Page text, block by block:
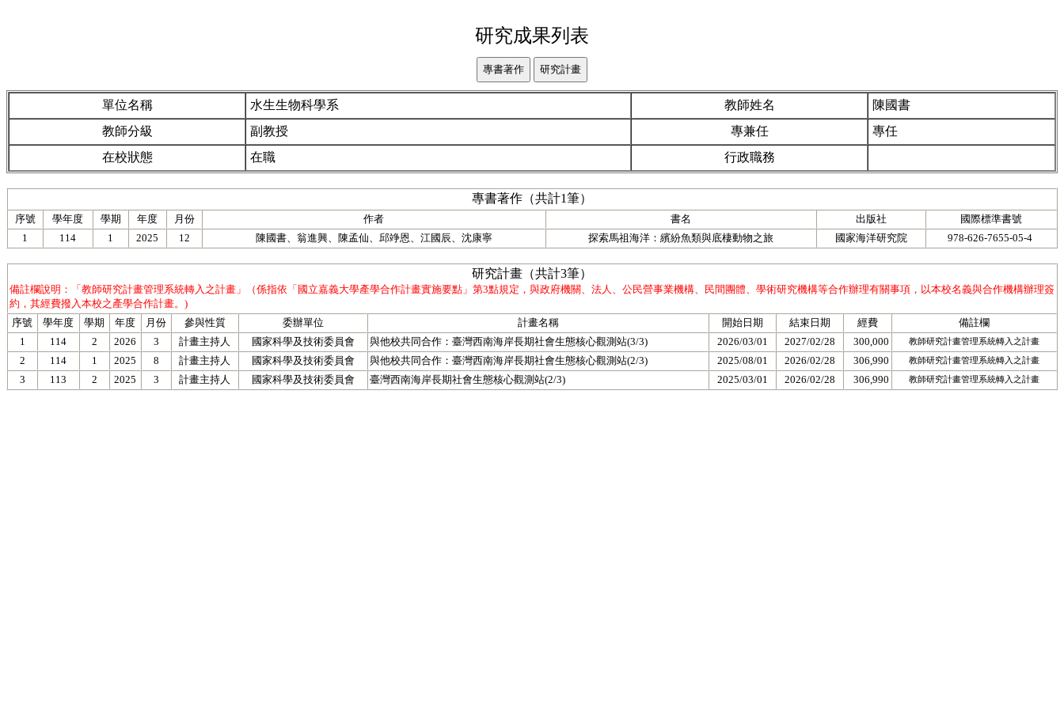
研究成果列表
單位名稱 水生生物科學系 教師姓名
陳國書
教師分級
副教授 專兼任
專任
在校狀態
在職 行政職務
專書著作（共計1筆）
序號 學年度 學期 年度 月份 作者 書名 出版社
國際標準書號
1
114 1 2025 12 陳國書、翁進興、陳孟仙、邱竫恩、江國辰、沈康寧 探索馬祖海洋：繽紛魚類與底棲動物之旅 國家海洋研究院 978-626-7655-05-4
研究計畫（共計3筆）
備註欄說明：「教師研究計畫管理系統轉入之計畫」（係指依「國立嘉義大學產學合作計畫實施要點」第3點規定，與政府機關、法人、公民營事業機構、民間團體、學術研究機構等合作辦理有關事項，以本校名義與合作機構辦理簽
約，其經費撥入本校之產學合作計畫。)
序號
學年度 學期 年度 月份 參與性質 委辦單位 計畫名稱 開始日期 結束日期 經費
備註欄
1
114 2 2026 3 計畫主持人 國家科學及技術委員會 與他校共同合作：臺灣西南海岸長期社會生態核心觀測站(3/3) 2026/03/01 2027/02/28 300,000 教師研究計畫管理系統轉入之計畫
2 114 1 2025 8 計畫主持人 國家科學及技術委員會 與他校共同合作：臺灣西南海岸長期社會生態核心觀測站(2/3) 2025/08/01 2026/02/28 306,990 教師研究計畫管理系統轉入之計畫
3 113 2 2025 3 計畫主持人 國家科學及技術委員會 臺灣西南海岸長期社會生態核心觀測站(2/3) 2025/03/01 2026/02/28 306,990 教師研究計畫管理系統轉入之計畫